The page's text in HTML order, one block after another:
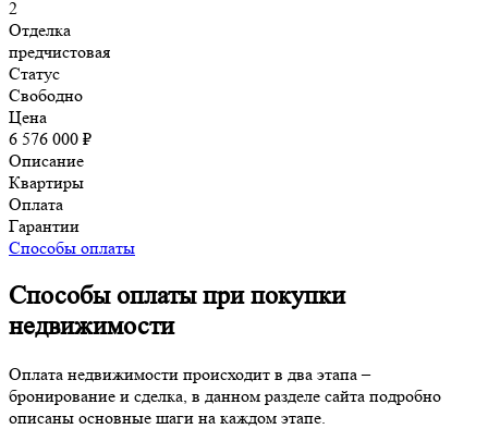
2
Отделка
предчистовая
Статус
Свободно
Цена
6 576 000 ₽
Описание
Квартиры
Оплата
Гарантии
Способы оплаты
Способы оплаты при покупки
недвижимости
Оплата недвижимости происходит в два этапа –
бронирование и сделка, в данном разделе сайта подробно
описаны основные шаги на каждом этапе.